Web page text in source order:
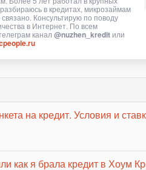
в кредитах, микрозаймам
Консультирую по поводу
в Интернет. По всем
канал @nuzhen_kredit или
на кредит. Условия и
как я брала кредит в Хоум